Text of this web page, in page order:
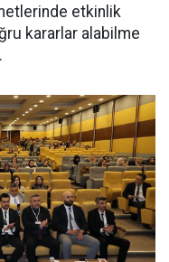
etkinlik
kararlar alabilme